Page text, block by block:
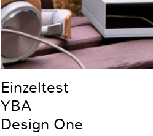
Einzeltest
YBA
Design One